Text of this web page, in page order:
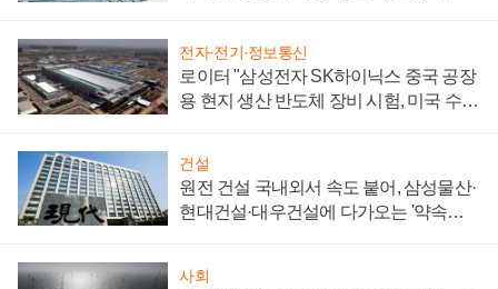
전자·전기·정보통신
로이터 "삼성전자 SK하이닉스 중국 공장
용 현지 생산 반도체 장비 시험, 미국 수출
건설
원전 건설 국내외서 속도 붙어, 삼성물산·
현대건설·대우건설에 다가오는 '약속의
사회